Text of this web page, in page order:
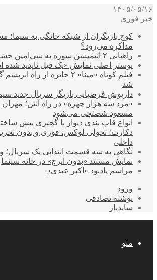
۱۴۰۵/۰۵/۱۶
خبر فوری
کوچ بازیگران از شبکه خانگی به
مذاکره می‌رود؟
راهیابی ۲ انیمیشن سوره به سی‌امین جشنواره فیلم رود آیلند
پوستر اصلی نمایش «یک فیل ناپدید
فیلم کوتاه «مینا» ۲ جایزه از
شد
داریوش فرضیایی بازیگر سریال جدید
«مرد سه هزار چهره» در راه آنتن؛ مهران
مسعود شصتچی می‌شود
انواع قاب بندی دیوار با گچبری پیش
دکارت؛ تحولی لوکس، فوری و بدون
داخلی
نگاهی به سه قسمت ابتدایی یک سریال؛
نمایش مستند «بدون ایرج» در خانه سینما
مراسم یادبود «اکبر عبدی»
ورود
نوشته تصادفی
سایدبار
منو